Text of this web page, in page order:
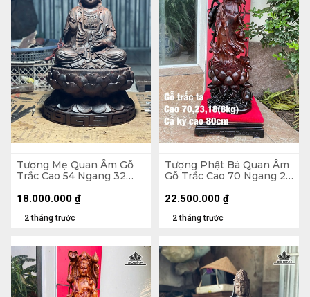
Tượng Mẹ Quan Âm Gỗ
Trắc Cao 54 Ngang 32
2 tháng trước
18.000.000 ₫
Tượng Phật Bà Quan Âm
Gỗ Trắc Cao 70 Ngang 23
Cao 80
2 tháng trước
22.500.000 ₫